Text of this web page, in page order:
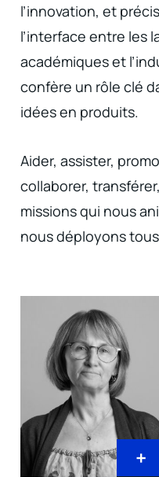
l’innovation, et
l’interface entre les
académiques et
confère un rôle clé
idées en produits.
Aider, assister,
collaborer,
missions qui nous
nous déployons
+